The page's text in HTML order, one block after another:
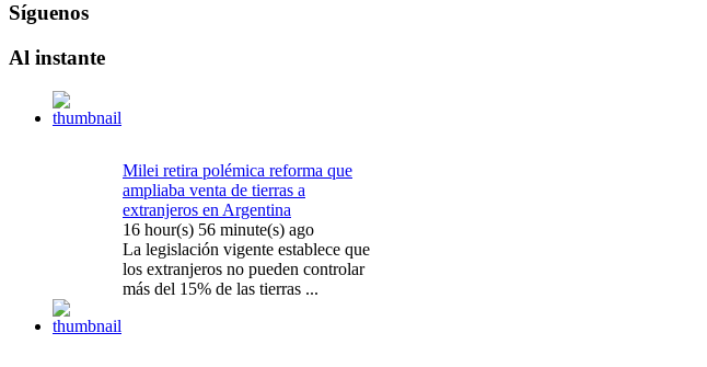
Síguenos
Al instante
Milei retira polémica reforma que
ampliaba venta de tierras a
extranjeros en Argentina
16 hour(s) 56 minute(s) ago
La legislación vigente establece que
los extranjeros no pueden controlar
más del 15% de las tierras ...